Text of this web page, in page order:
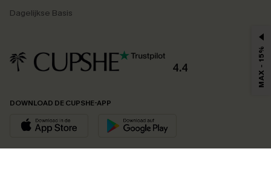
Dagelijkse Basis
4.4
DOWNLOAD DE CUPSHE-APP
MAX - 15%